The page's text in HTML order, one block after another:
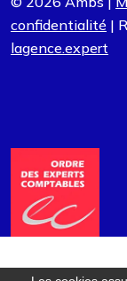
confidentialité |
lagence.expert